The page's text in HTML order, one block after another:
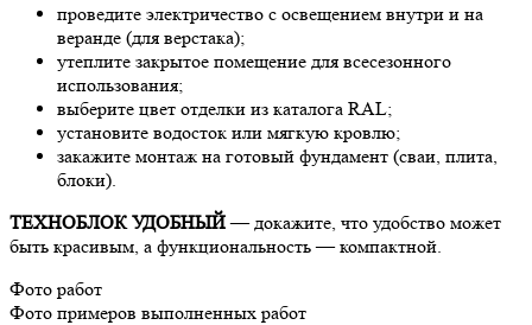
проведите электричество с освещением внутри и на
веранде (для верстака);
утеплите закрытое помещение для всесезонного
использования;
выберите цвет отделки из каталога RAL;
установите водосток или мягкую кровлю;
закажите монтаж на готовый фундамент (сваи, плита,
блоки).
ТЕХНОБЛОК УДОБНЫЙ— докажите, что удобство может
быть красивым, а функциональность — компактной.
Фото работ
Фото примеров выполненных работ